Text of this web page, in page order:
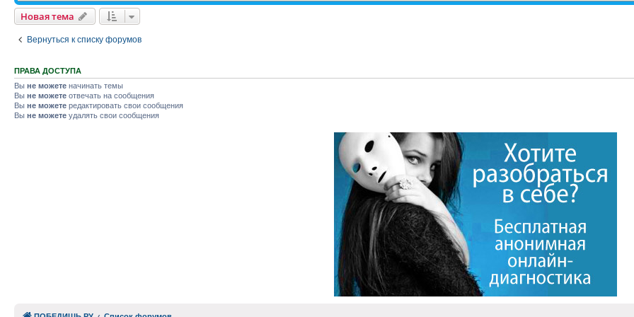
Новая тема
Вернуться к списку форумов
ПРАВА ДОСТУПА
Вы не можете начинать темы
Вы не можете отвечать на сообщения
Вы не можете редактировать свои сообщения
Вы не можете удалять свои сообщения